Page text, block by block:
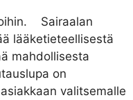
Sairaalan
lääketieteellisestä
mahdollisesta
on
valitsemalle